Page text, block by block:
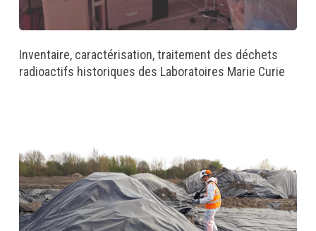
Inventaire, caractérisation, traitement des déchets
radioactifs historiques des Laboratoires Marie Curie